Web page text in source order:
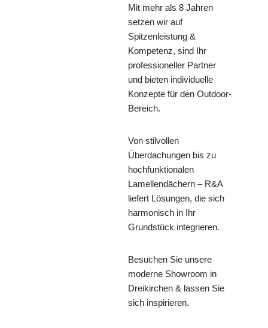
Mit mehr als 8 Jahren
setzen wir auf
Spitzenleistung &
Kompetenz, sind Ihr
professioneller Partner
und bieten individuelle
Konzepte für den Outdoor-
Bereich.
Von stilvollen
Überdachungen bis zu
hochfunktionalen
Lamellendächern – R&A
liefert Lösungen, die sich
harmonisch in Ihr
Grundstück integrieren.
Besuchen Sie unsere
moderne Showroom in
Dreikirchen & lassen Sie
sich inspirieren.